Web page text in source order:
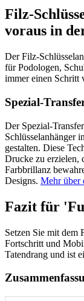
Filz-
voraus in
Der Filz-
für Podologen,
immer einen Schritt
Spezial-
Der Spezial-
Schlüsselanhänger
gestalten. Diese
Drucke zu erzielen,
Farbbrillanz
Designs. Mehr über
Fazit für
Setzen Sie mit dem
Fortschritt und
Tatendrang und ist